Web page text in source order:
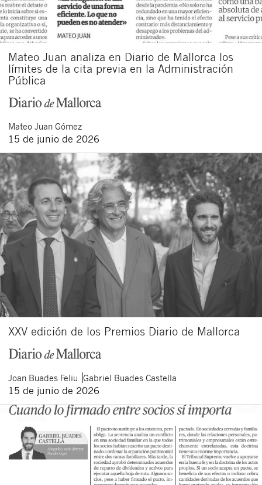
Mateo Juan analiza en Diario de Mallorca los
límites de la cita previa en la Administración
Pública
Mateo Juan Gómez
15 de junio de 2026
XXV edición de los Premios Diario de Mallorca
Joan Buades Feliu Gabriel Buades Castella
15 de junio de 2026